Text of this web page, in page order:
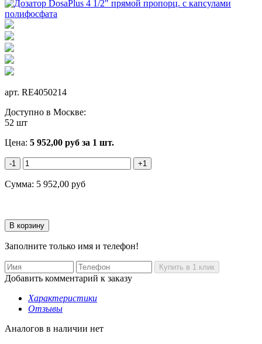
арт. RE4050214
Доступно в Москве:
52 шт
Цена: 5 952,00 руб за 1 шт.
-1 +1
Сумма: 5 952,00 руб
Заполните только имя и телефон!
Добавить комментарий к заказу
Характеристики
Отзывы
Аналогов в наличии нет